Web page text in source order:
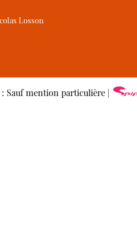
Losson
Sauf mention particulière |